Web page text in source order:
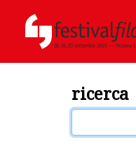
ricerca